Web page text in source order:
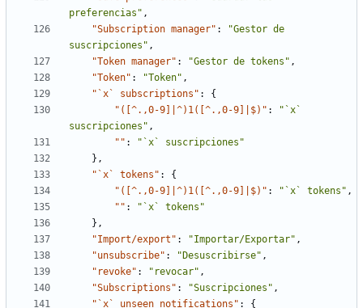
preferencias" ,
"Subscription manager" :
"Gestor de
suscripciones" ,
"Token manager" : "Gestor de tokens" ,
"Token" : "Token" ,
"`x` subscriptions" :
{
"([^.,0-9]|^)1([^.,0-9]|$)" :
"`x`
suscripciones" ,
"" :
"`x` suscripciones"
} ,
"`x` tokens" :
{
"([^.,0-9]|^)1([^.,0-9]|$)" : "`x` tokens" ,
"" :
"`x` tokens"
} ,
"Import/export" : "Importar/Exportar" ,
"unsubscribe" : "Desuscribirse" ,
"revoke" : "revocar" ,
"Subscriptions" : "Suscripciones" ,
"`x` unseen notifications" :
{